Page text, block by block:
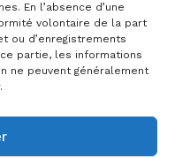
En l’absence d’une
volontaire de la part
ou d’enregistrements
partie, les informations
ne peuvent généralement